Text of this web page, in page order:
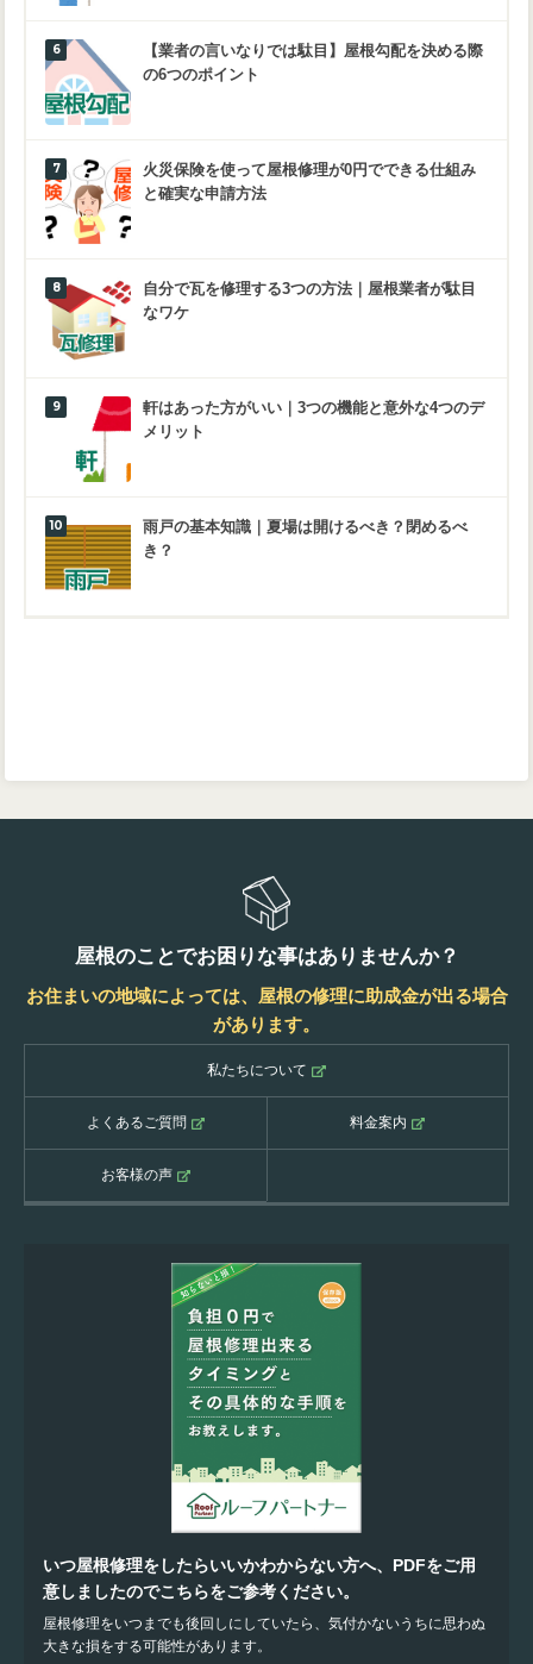
【業者の言いなりでは駄目】屋根勾配を決める際
の6つのポイント
火災保険を使って屋根修理が0円でできる仕組み
と確実な申請方法
自分で瓦を修理する3つの方法｜屋根業者が駄目
なワケ
軒はあった方がいい｜3つの機能と意外な4つのデ
メリット
雨戸の基本知識｜夏場は開けるべき？閉めるべ
き？
屋根のことでお困りな事はありませんか？
お住まいの地域によっては、屋根の修理に助成金が出る場合
があります。
私たちについて
よくあるご質問 料金案内
お客様の声
いつ屋根修理をしたらいいかわからない方へ、PDFをご用
意しましたのでこちらをご参考ください。
屋根修理をいつまでも後回しにしていたら、気付かないうちに思わぬ
大きな損をする可能性があります。